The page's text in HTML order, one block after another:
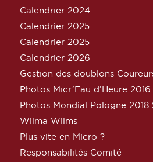
Calendrier 2024
Calendrier 2025
Calendrier 2025
Calendrier 2026
Gestion des doublons
Photos Micr’Eau d’Heure 2016
Photos Mondial Pologne
Wilma Wilms
Plus vite en Micro ?
Responsabilités Comité